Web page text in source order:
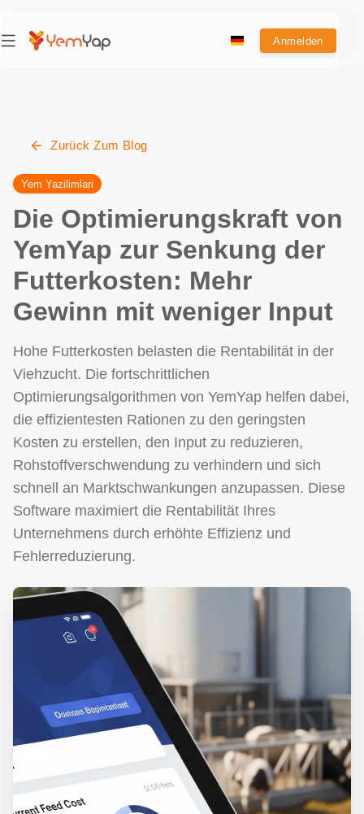
Anmelden
Zurück Zum Blog
Yem Yazilimlari
Die Optimierungskraft von
YemYap zur Senkung der
Futterkosten: Mehr
Gewinn mit weniger Input
Hohe Futterkosten belasten die Rentabilität in der
Viehzucht. Die fortschrittlichen
Optimierungsalgorithmen von YemYap helfen dabei,
die effizientesten Rationen zu den geringsten
Kosten zu erstellen, den Input zu reduzieren,
Rohstoffverschwendung zu verhindern und sich
schnell an Marktschwankungen anzupassen. Diese
Software maximiert die Rentabilität Ihres
Unternehmens durch erhöhte Effizienz und
Fehlerreduzierung.